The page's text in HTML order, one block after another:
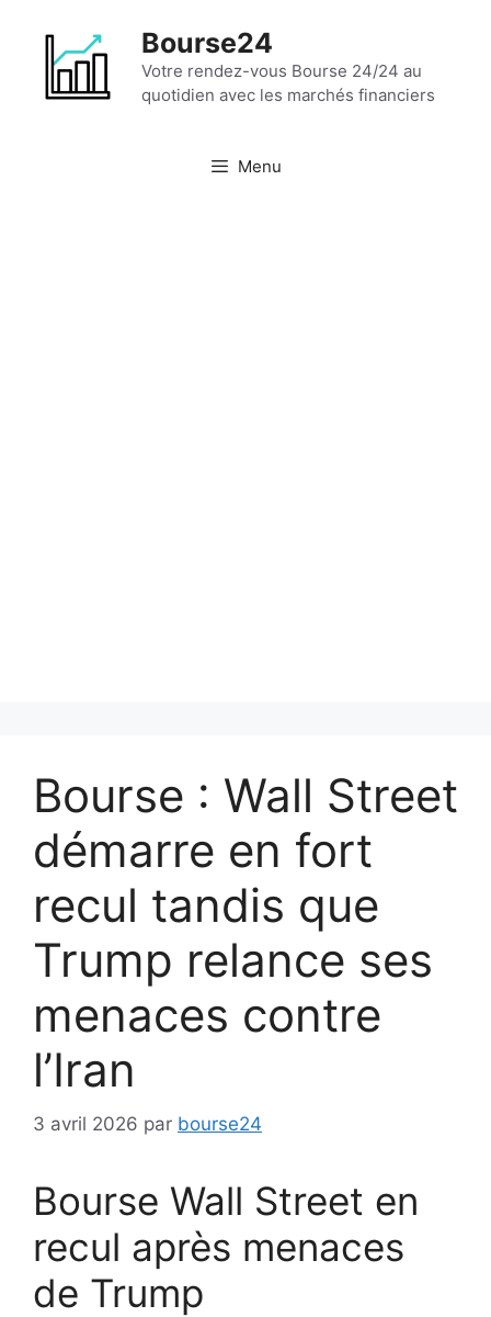
contenu
Bourse24
Votre rendez-vous Bourse 24/24 au
quotidien avec les marchés financiers
Menu
Bourse : Wall Street
démarre en fort
recul tandis que
Trump relance ses
menaces contre
l’Iran
3 avril 2026 par bourse24
Bourse Wall Street en
recul après menaces
de Trump